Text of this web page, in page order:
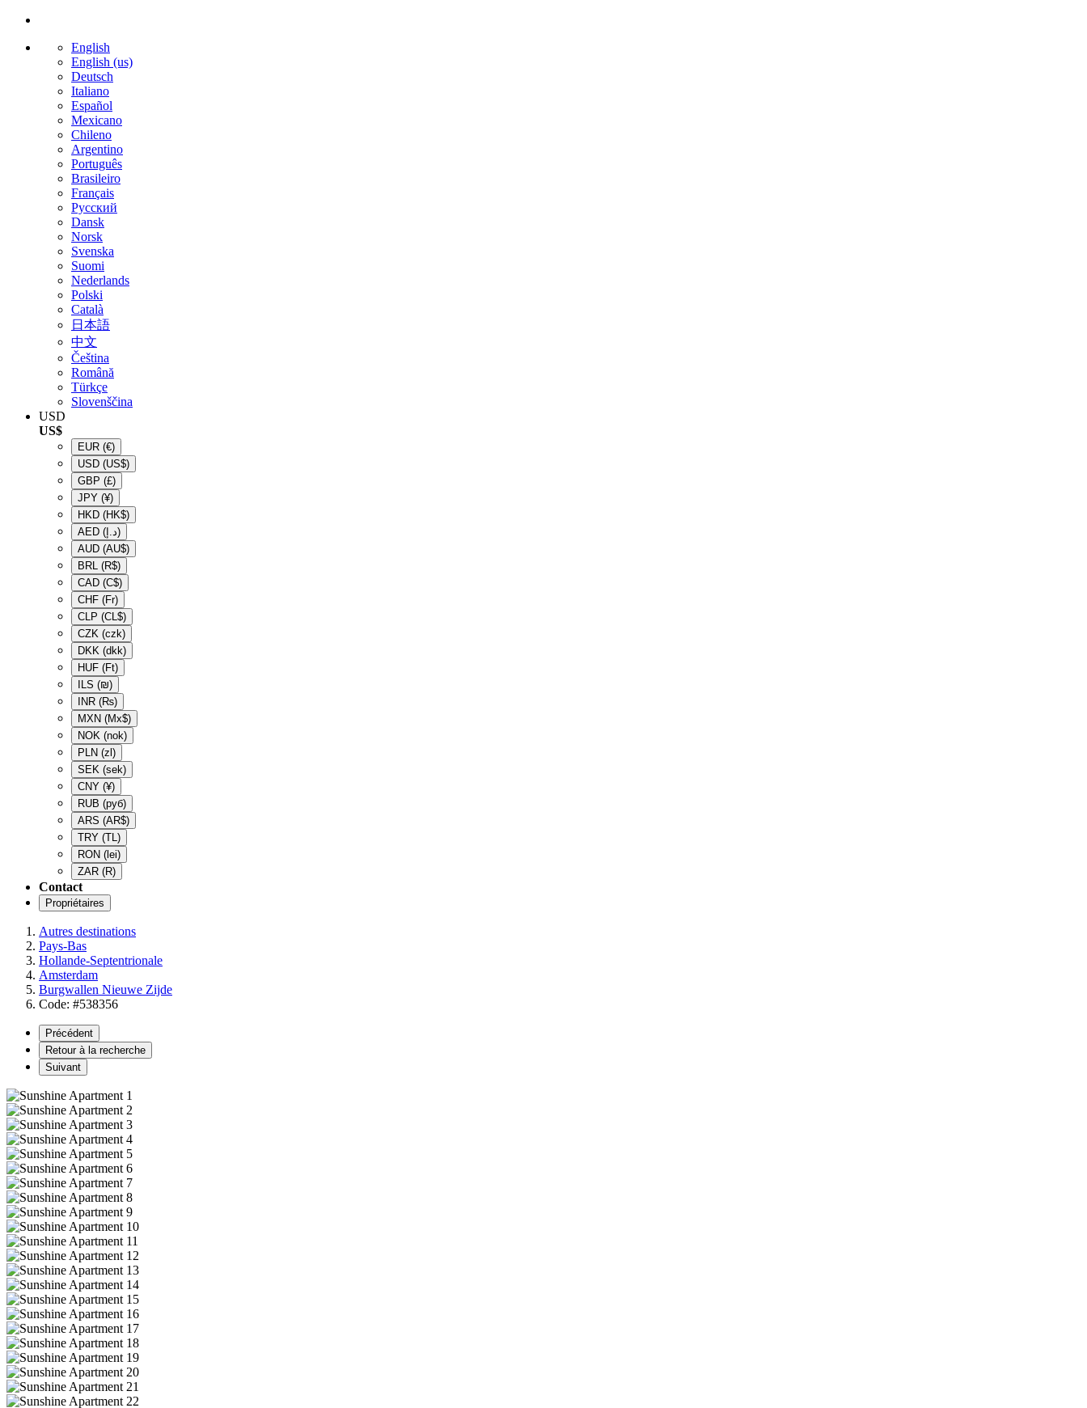
English
English (us)
Deutsch
Italiano
Español
Mexicano
Chileno
Argentino
Português
Brasileiro
Français
Русский
Dansk
Norsk
Svenska
Suomi
Nederlands
Polski
Català
日本語
中文
Čeština
Română
Türkçe
Slovenščina
USD
US$
EUR (€)
USD (US$)
GBP (£)
JPY (¥)
HKD (HK$)
AED
(د.إ)
AUD (AU$)
BRL (R$)
CAD (C$)
CHF (Fr)
CLP (CL$)
CZK (czk)
DKK (dkk)
HUF (Ft)
ILS (₪)
INR (₨)
MXN (Mx$)
NOK (nok)
PLN (zl)
SEK (sek)
CNY (¥)
RUB (руб)
ARS (AR$)
TRY (TL)
RON (lei)
ZAR (R)
Contact
Propriétaires
Autres destinations
Pays-Bas
Hollande-Septentrionale
Amsterdam
Burgwallen Nieuwe Zijde
Code: #538356
Précédent
Retour à la recherche
Suivant